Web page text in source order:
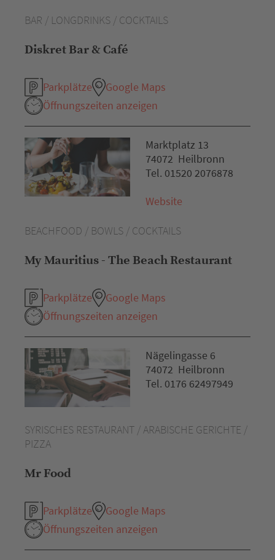
BAR / LONGDRINKS / COCKTAILS
Diskret Bar & Café
Parkplätze
Google Maps
Öffnungszeiten anzeigen
BEACHFOOD / BOWLS / COCKTAILS
My Mauritius - The Beach Restaurant
Parkplätze
Google Maps
Öffnungszeiten anzeigen
Marktplatz 13
74072 Heilbronn
Tel. 01520 2076878
Website
SYRISCHES RESTAURANT / ARABISCHE GERICHTE /
PIZZA
Mr Food
Parkplätze
Google Maps
Öffnungszeiten anzeigen
Nägelingasse 6
74072 Heilbronn
Tel. 0176 62497949